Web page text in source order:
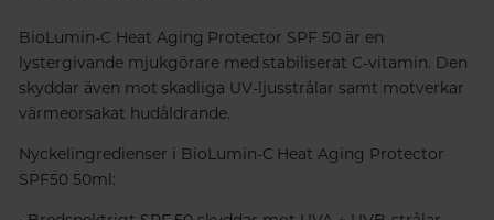
BioLumin-C Heat Aging Protector SPF 50 är en
lystergivande mjukgörare med stabiliserat C-vitamin. Den
skyddar även mot skadliga UV-ljusstrålar samt motverkar
värmeorsakat hudåldrande.
Nyckelingredienser i BioLumin-C Heat Aging Protector
SPF50 50ml: